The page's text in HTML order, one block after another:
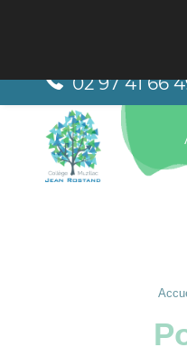
02 97 41 66